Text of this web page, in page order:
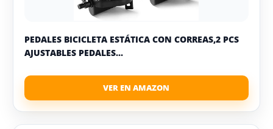
PEDALES BICICLETA ESTÁTICA CON CORREAS,2 PCS
AJUSTABLES PEDALES...